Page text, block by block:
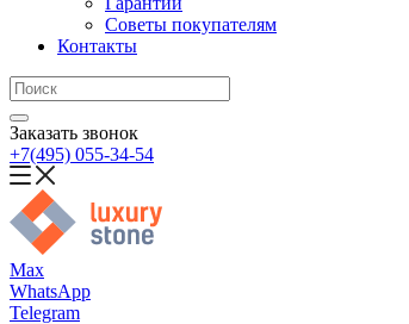
Советы покупателям
Контакты
Заказать звонок
+7(495) 055-34-54
Max
WhatsApp
Telegram